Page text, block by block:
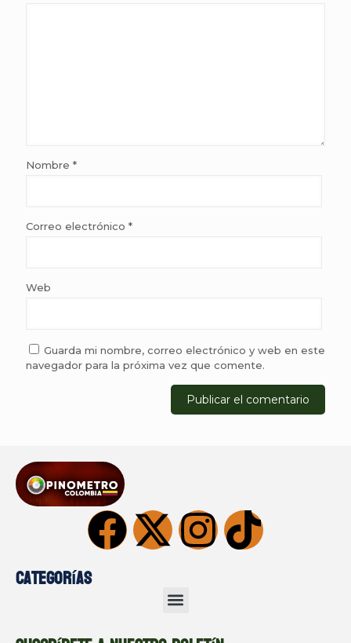
Nombre *
Correo electrónico *
Web
Guarda mi nombre, correo electrónico y web en este
navegador para la próxima vez que comente.
Categorías